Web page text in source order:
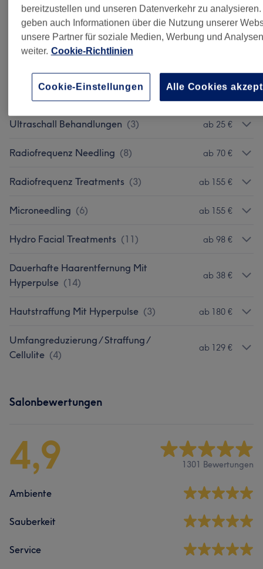
Beratung (1) 40 €
Klassische Gesichtsbehandungn (3) ab 95 €
Diamant Mikrodermabrasion
Ultraschall Behandlungen (3) ab 25 €
Radiofrequenz Needling (8) ab 70 €
Radiofrequenz Treatments (3) ab 155 €
Microneedling (6) ab 155 €
Hydro Facial Treatments (11) ab 98 €
Dauerhafte Haarentfernung Mit
Hyperpulse (14)
ab 38 €
Hautstraffung Mit Hyperpulse (3) ab 180 €
Umfangreduzierung / Straffung /
Cellulite (4)
ab 129 €
Salonbewertungen
4,9 1301 Bewertungen
Ambiente
Sauberkeit
Service
bereitzustellen und unseren Datenverkehr zu analysieren.
geben auch Informationen über die Nutzung unserer
unsere Partner für soziale Medien, Werbung und Analysen
weiter. Cookie-Richtlinien
Cookie-Einstellungen Alle Cookies